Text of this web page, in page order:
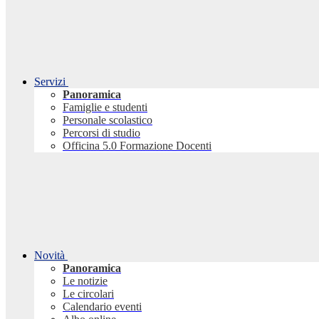
Servizi
Panoramica
Famiglie e studenti
Personale scolastico
Percorsi di studio
Officina 5.0 Formazione Docenti
Novità
Panoramica
Le notizie
Le circolari
Calendario eventi